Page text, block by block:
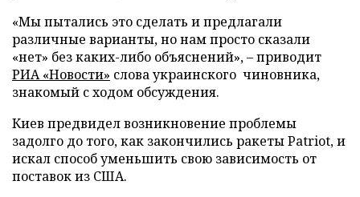
«Мы пытались это сделать и предлагали
различные варианты, но нам просто сказали
«нет» без каких-либо объяснений», – приводит
РИА «Новости» слова украинского чиновника,
знакомый с ходом обсуждения.
Киев предвидел возникновение проблемы
задолго до того, как закончились ракеты Patriot, и
искал способ уменьшить свою зависимость от
поставок из США.